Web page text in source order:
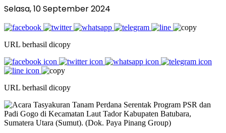
Selasa, 10 September 2024
URL berhasil dicopy
URL berhasil dicopy